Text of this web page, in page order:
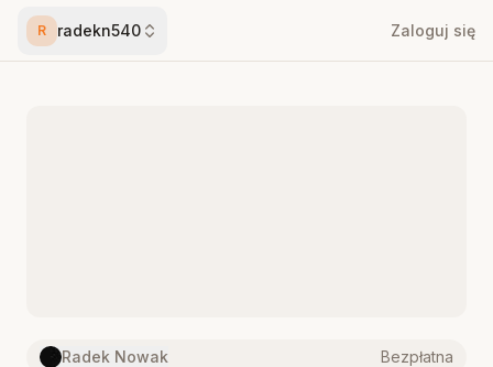
R radekn540 Zaloguj się
Radek Nowak Bezpłatna